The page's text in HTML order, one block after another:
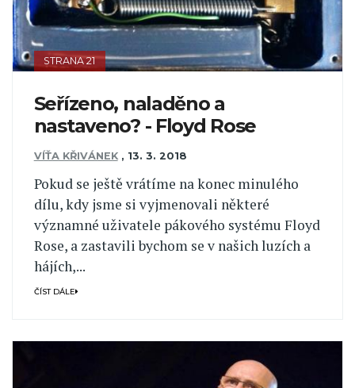
STRANA 21
Seřízeno, naladěno a
nastaveno? - Floyd Rose
VÍŤA KŘIVÁNEK , 13. 3. 2018
Pokud se ještě vrátíme na konec minulého
dílu, kdy jsme si vyjmenovali některé
významné uživatele pákového systému Floyd
Rose, a zastavili bychom se v našich luzích a
hájích,...
ČÍST DÁLE